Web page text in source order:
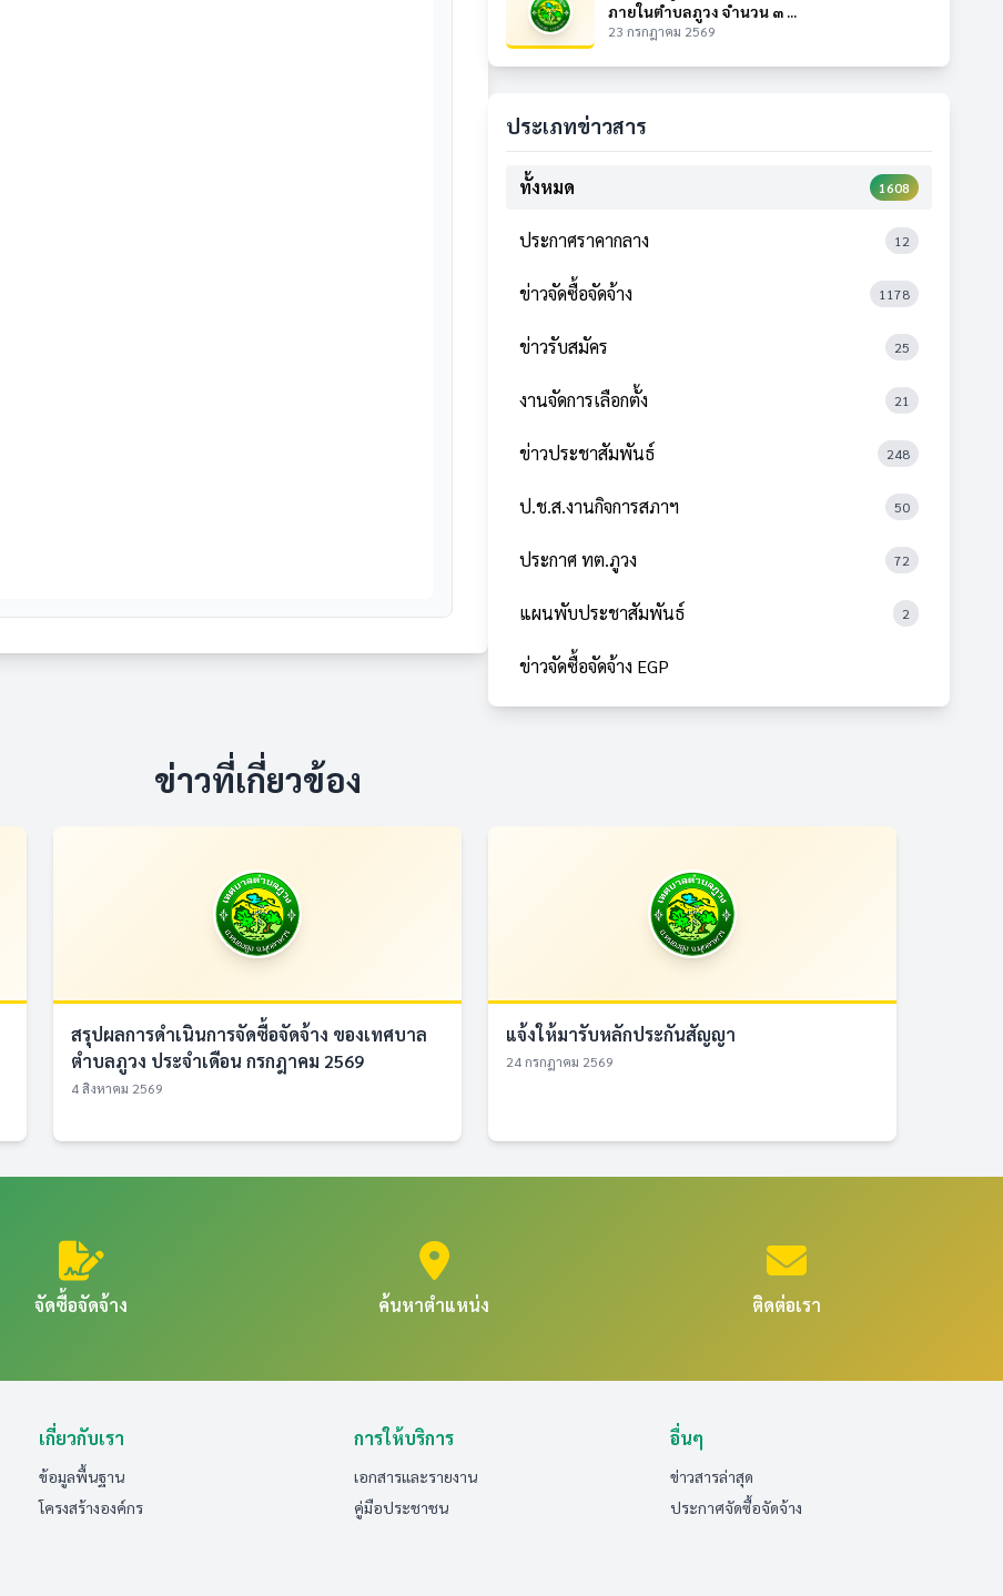
ภายในตำบลภูวง จำนวน ๓ ...
23 กรกฎาคม 2569
ประเภทข่าวสาร
ทั้งหมด 1608
ประกาศราคากลาง 12
ข่าวจัดซื้อจัดจ้าง 1178
ข่าวรับสมัคร 25
งานจัดการเลือกตั้ง 21
ข่าวประชาสัมพันธ์ 248
ป.ช.ส.งานกิจการสภาฯ 50
ประกาศ ทต.ภูวง 72
แผนพับประชาสัมพันธ์ 2
ข่าวจัดซื้อจัดจ้าง EGP
ข่าวที่เกี่ยวข้อง
สรุปผลการดำเนินการจัดซื้อจัดจ้าง ของเทศบาล
ตำบลภูวง ประจำเดือน กรกฎาคม 2569
4 สิงหาคม 2569
แจ้งให้มารับหลักประกันสัญญา
24 กรกฎาคม 2569
จัดซื้อจัดจ้าง ค้นหาตำแหน่ง ติดต่อเรา
เกี่ยวกับเรา
ข้อมูลพื้นฐาน
โครงสร้างองค์กร
การให้บริการ
เอกสารและรายงาน
คู่มือประชาชน
อื่นๆ
ข่าวสารล่าสุด
ประกาศจัดซื้อจัดจ้าง